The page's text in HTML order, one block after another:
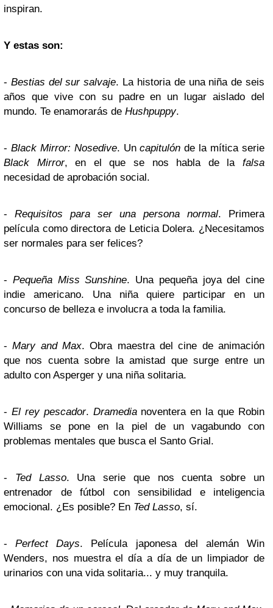
inspiran.
Y estas son:
- Bestias del sur salvaje. La historia de una niña de seis
años que vive con su padre en un lugar aislado del
mundo. Te enamorarás de Hushpuppy.
- Black Mirror: Nosedive. Uncapitulón de la mítica serie
Black Mirror, en el que se nos habla de lafalsa
necesidad de aprobación social.
- Requisitos para ser una persona normal. Primera
película como directora de Leticia Dolera. ¿Necesitamos
ser normales para ser felices?
- Pequeña Miss Sunshine. Una pequeña joya del cine
indie americano. Una niña quiere participar en un
concurso de belleza e involucra a toda la familia.
-Mary and Max. Obra maestra del cine de animación
que nos cuenta sobre la amistad que surge entre un
adulto con Asperger y una niña solitaria.
- El rey pescador. Dramedia noventera en la que Robin
Williams se pone en la piel de un vagabundo con
problemas mentales que busca el Santo Grial.
- Ted Lasso. Una serie que nos cuenta sobre un
entrenador de fútbol con sensibilidad e inteligencia
emocional. ¿Es posible? En Ted Lasso, sí.
-Perfect Days. Película japonesa del alemán Win
Wenders, nos muestra el día a día de un limpiador de
urinarios con una vida solitaria... y muy tranquila.